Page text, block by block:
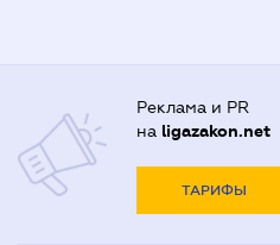
Реклама и PR
на ligazakon.net
ТАРИФЫ